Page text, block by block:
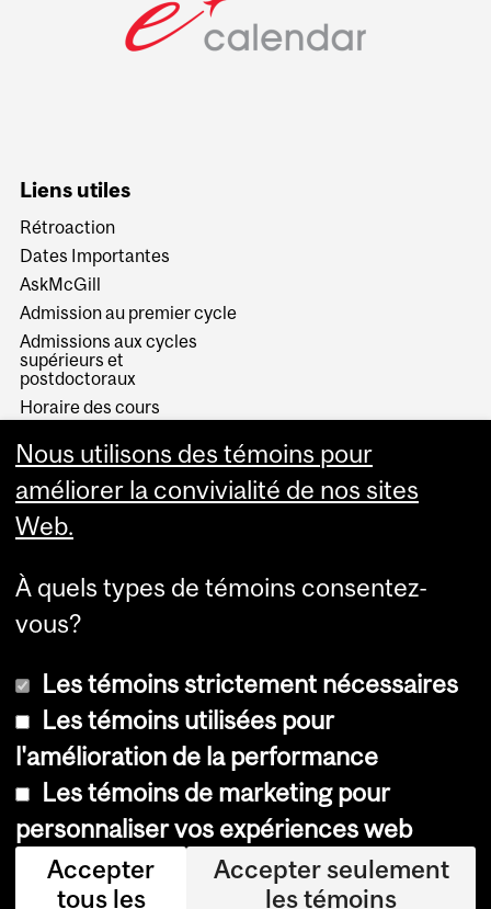
Liens utiles
Rétroaction
Dates Importantes
AskMcGill
Admission au premier cycle
Admissions aux cycles
supérieurs et
postdoctoraux
Horaire des cours
Services aux étudiants
© Université McGill, 2026
Accessibilité
Avis sur les témoins
Paramètres des témoins
Nous utilisons des témoins pour
améliorer la convivialité de nos sites
Web.
À quels types de témoins consentez-
vous?
Les témoins strictement nécessaires
Les témoins utilisées pour
l'amélioration de la performance
Les témoins de marketing pour
personnaliser vos expériences web
Accepter
tous les
Accepter seulement
les témoins